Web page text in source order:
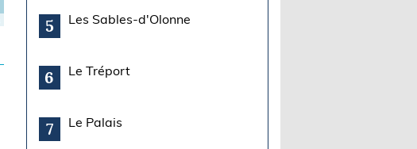
5 Les Sables-d'Olonne
6 Le Tréport
7 Le Palais